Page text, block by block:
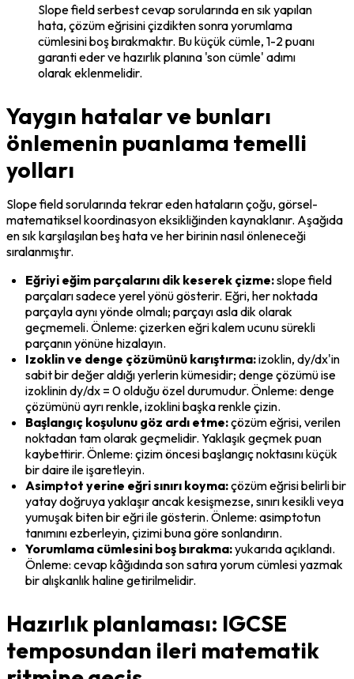
Slope field serbest cevap sorularında en sık yapılan
hata, çözüm eğrisini çizdikten sonra yorumlama
cümlesini boş bırakmaktır. Bu küçük cümle, 1-2 puanı
garanti eder ve hazırlık planına 'son cümle' adımı
olarak eklenmelidir.
Yaygın hatalar ve bunları
önlemenin puanlama temelli
yolları
Slope field sorularında tekrar eden hataların çoğu, görsel-
matematiksel koordinasyon eksikliğinden kaynaklanır. Aşağıda
en sık karşılaşılan beş hata ve her birinin nasıl önleneceği
sıralanmıştır.
Eğriyi eğim parçalarını dik keserek çizme: slope field
parçaları sadece yerel yönü gösterir. Eğri, her noktada
parçayla aynı yönde olmalı; parçayı asla dik olarak
geçmemeli. Önleme: çizerken eğri kalem ucunu sürekli
parçanın yönüne hizalayın.
Izoklin ve denge çözümünü karıştırma: izoklin, dy/dx'in
sabit bir değer aldığı yerlerin kümesidir; denge çözümü ise
izoklinin dy/dx = 0 olduğu özel durumudur. Önleme: denge
çözümünü ayrı renkle, izoklini başka renkle çizin.
Başlangıç koşulunu göz ardı etme: çözüm eğrisi, verilen
noktadan tam olarak geçmelidir. Yaklaşık geçmek puan
kaybettirir. Önleme: çizim öncesi başlangıç noktasını küçük
bir daire ile işaretleyin.
Asimptot yerine eğri sınırı koyma: çözüm eğrisi belirli bir
yatay doğruya yaklaşır ancak kesişmezse, sınırı kesikli veya
yumuşak biten bir eğri ile gösterin. Önleme: asimptotun
tanımını ezberleyin, çizimi buna göre sonlandırın.
Yorumlama cümlesini boş bırakma: yukarıda açıklandı.
Önleme: cevap kâğıdında son satıra yorum cümlesi yazmak
bir alışkanlık haline getirilmelidir.
Hazırlık planlaması: IGCSE
temposundan ileri matematik